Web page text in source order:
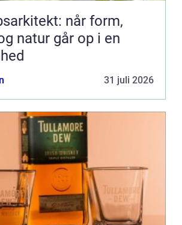
når form,
natur går op i en
31 juli 2026